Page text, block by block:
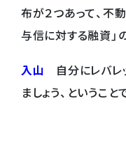
布が２つあって、不
与信に対する融資」
入山 自分にレバレ
ましょう、ということ